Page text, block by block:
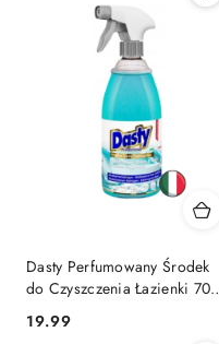
Dasty Perfumowany Środek
do Czyszczenia Łazienki 700
Cena:
19.99